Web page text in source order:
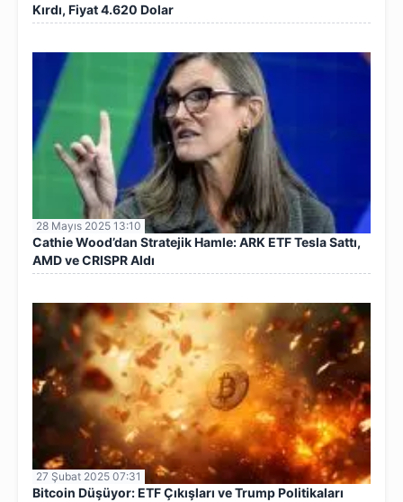
Kırdı, Fiyat 4.620 Dolar
28 Mayıs 2025 13:10
Cathie Wood’dan Stratejik Hamle: ARK ETF Tesla Sattı,
AMD ve CRISPR Aldı
27 Şubat 2025 07:31
Bitcoin Düşüyor: ETF Çıkışları ve Trump Politikaları